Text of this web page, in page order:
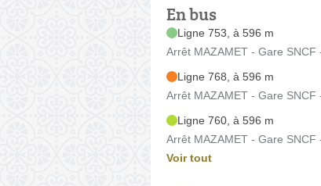
En bus
Ligne 753, à 596 m
Arrêt MAZAMET - Gare
Ligne 768, à 596 m
Arrêt MAZAMET - Gare
Ligne 760, à 596 m
Arrêt MAZAMET - Gare
Voir tout